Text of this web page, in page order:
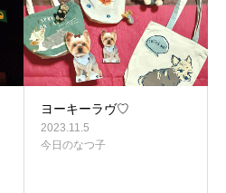
ヨーキーラヴ♡
2023.11.5
今日のなつ子